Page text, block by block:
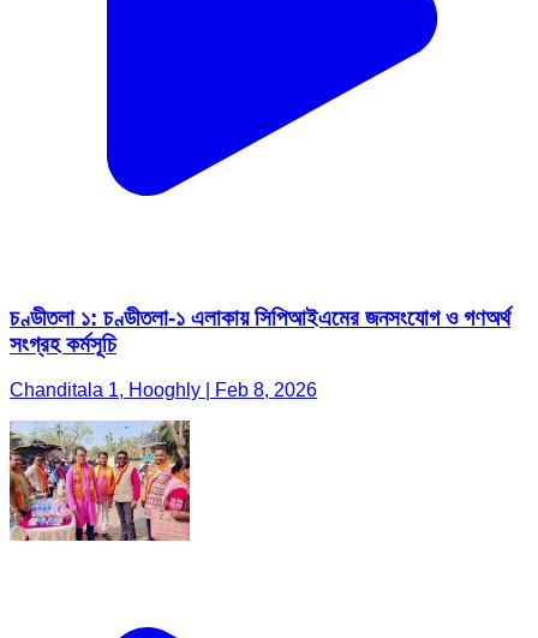
চণ্ডীতলা ১: চণ্ডীতলা-১ এলাকায় সিপিআইএমের জনসংযোগ ও গণঅর্থ
সংগ্রহ কর্মসূচি
Chanditala 1, Hooghly | Feb 8, 2026